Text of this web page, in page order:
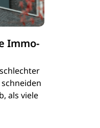
Immo-
als viele